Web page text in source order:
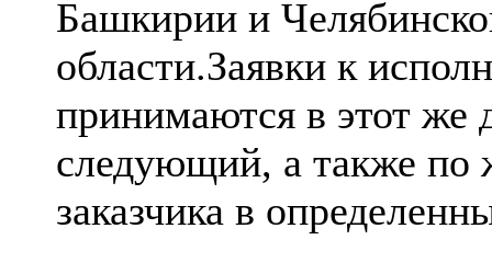
Башкирии и
области.Заявки к
принимаются в этот же
следующий, а также по
заказчика в